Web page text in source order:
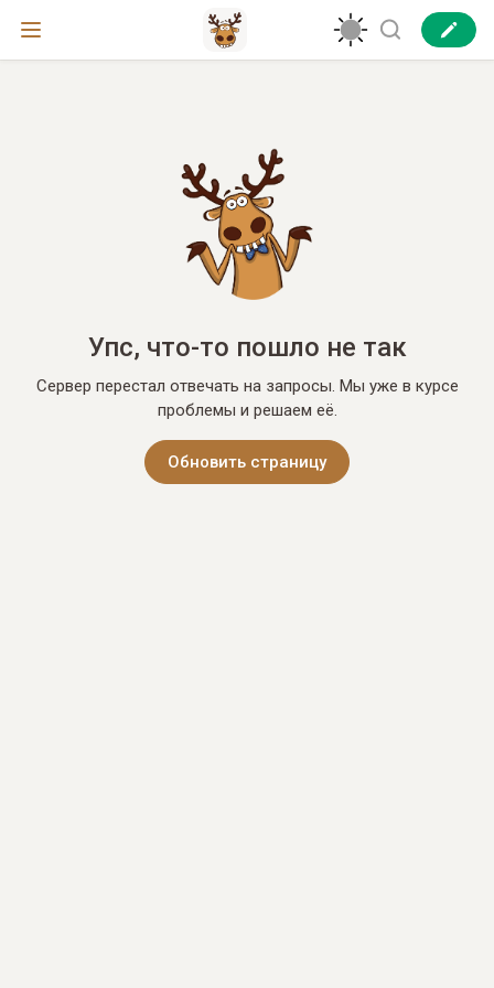
Упс, что-то пошло не так
Сервер перестал отвечать на запросы. Мы уже в курсе
проблемы и решаем её.
Обновить страницу